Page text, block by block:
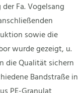
Fa. Vogelsang
sowie die
wurde gezeigt, u.
die Qualität sichern
Bandstraße in